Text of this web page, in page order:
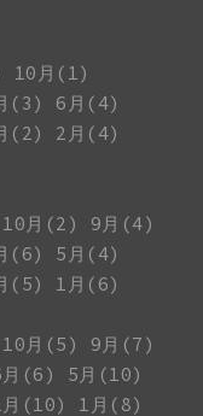
10月(1)
(3)
6月(4)
(2)
2月(4)
10月(2)
9月(4)
(6)
5月(4)
(5)
1月(6)
10月(5)
9月(7)
月(6)
5月(10)
月(10)
1月(8)